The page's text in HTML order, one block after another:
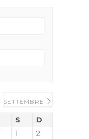
SETTEMBRE
S D
1 2